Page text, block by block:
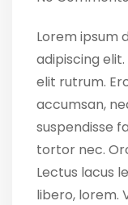
Lorem ipsum
adipiscing
elit rutrum.
accumsan,
suspendisse
tortor nec.
Lectus lacus
libero, lorem.